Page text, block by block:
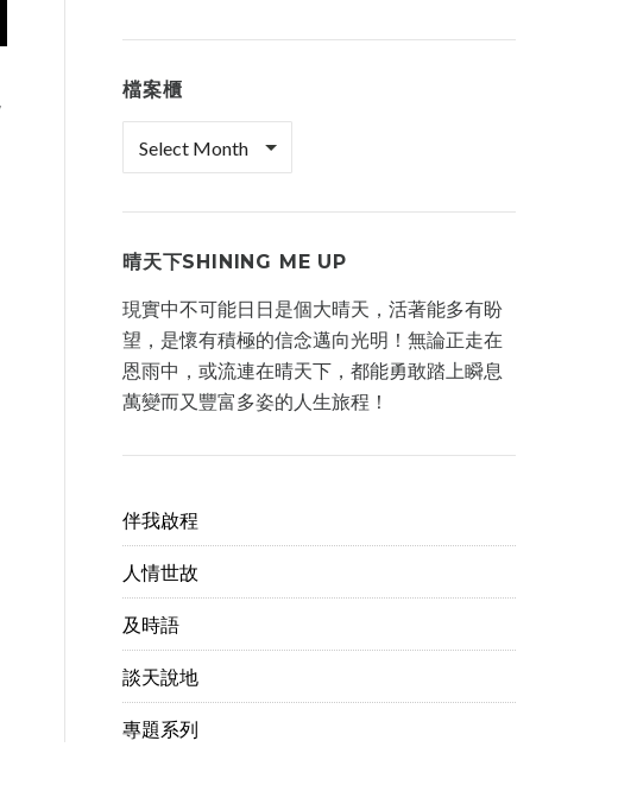
檔案櫃
晴天下SHINING ME UP
現實中不可能日日是個大晴天，活著能多有盼
望，是懷有積極的信念邁向光明！無論正走在
恩雨中，或流連在晴天下，都能勇敢踏上瞬息
萬變而又豐富多姿的人生旅程！
伴我啟程
人情世故
及時語
談天說地
專題系列